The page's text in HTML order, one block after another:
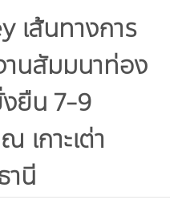
เส้นทางการ
นสัมมนาท่อง
งยืน 7-9
เกาะเต่า
านี